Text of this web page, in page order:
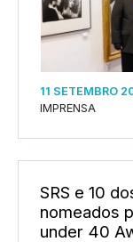
11 SETEMBRO
IMPRENSA
SRS e 10
nomeados
under 40